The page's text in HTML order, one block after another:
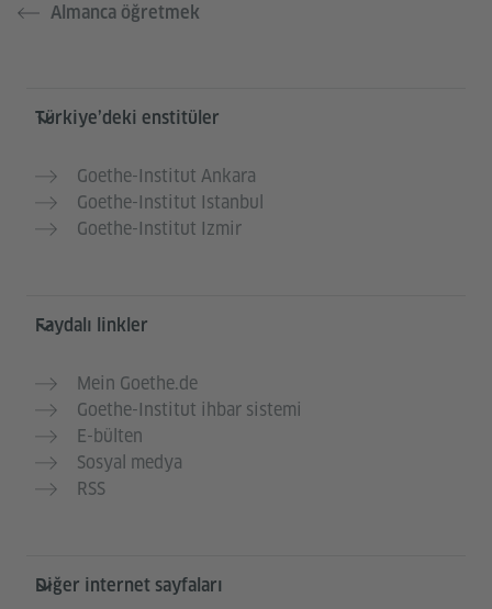
Almanca öğretmek
Service- und Informationsbereich
Türkiye’deki enstitüler
Goethe-Institut Ankara
Goethe-Institut Istanbul
Goethe-Institut Izmir
Faydalı linkler
Mein Goethe.de
Goethe-Institut ihbar sistemi
E-bülten
Sosyal medya
RSS
Diğer internet sayfaları